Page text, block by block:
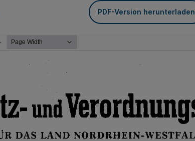
PDF-Version herunterladen